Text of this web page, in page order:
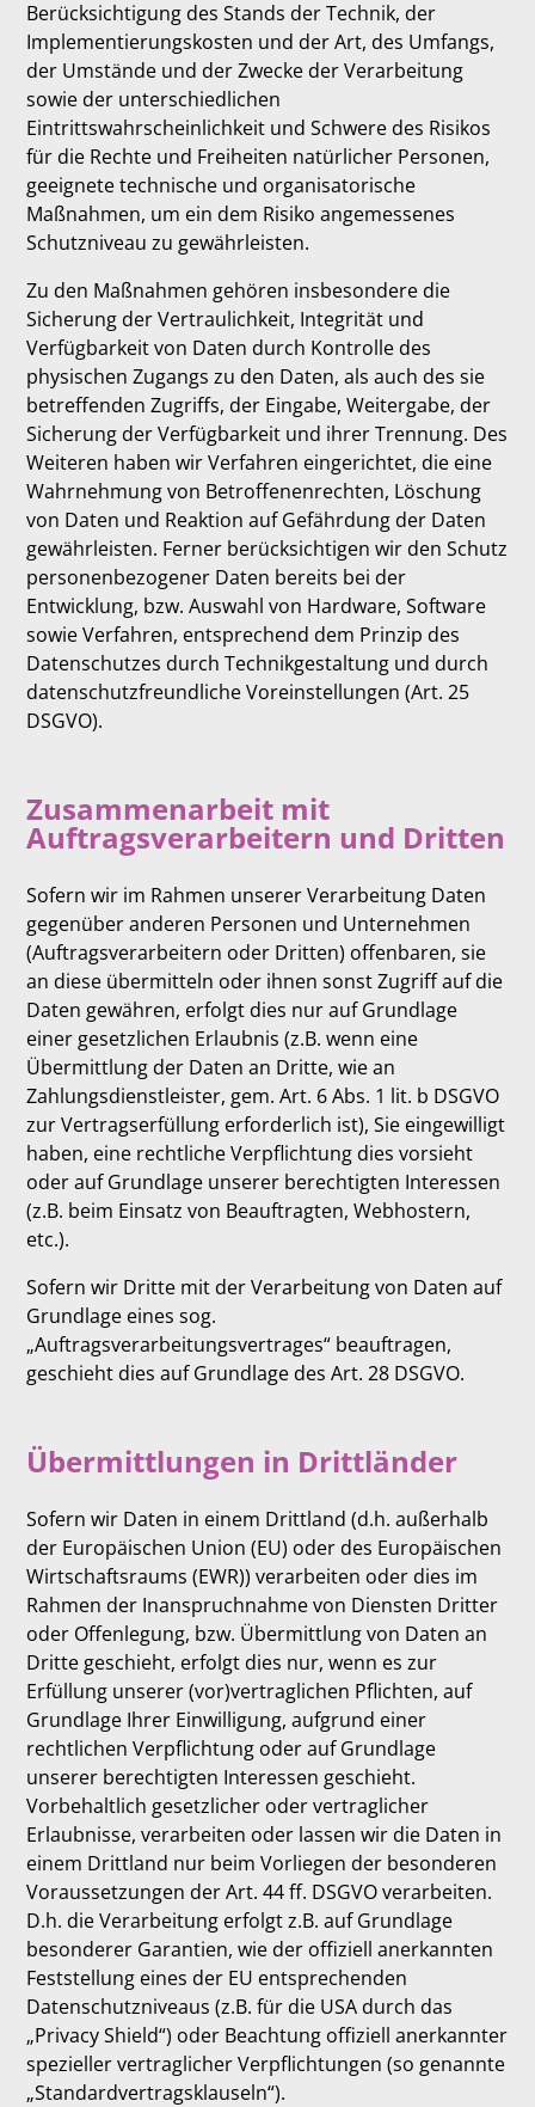
Berücksichtigung des Stands der Technik, der
Implementierungskosten und der Art, des Umfangs,
der Umstände und der Zwecke der Verarbeitung
sowie der unterschiedlichen
Eintrittswahrscheinlichkeit und Schwere des Risikos
für die Rechte und Freiheiten natürlicher Personen,
geeignete technische und organisatorische
Maßnahmen, um ein dem Risiko angemessenes
Schutzniveau zu gewährleisten.
Zu den Maßnahmen gehören insbesondere die
Sicherung der Vertraulichkeit, Integrität und
Verfügbarkeit von Daten durch Kontrolle des
physischen Zugangs zu den Daten, als auch des sie
betreffenden Zugriffs, der Eingabe, Weitergabe, der
Sicherung der Verfügbarkeit und ihrer Trennung. Des
Weiteren haben wir Verfahren eingerichtet, die eine
Wahrnehmung von Betroffenenrechten, Löschung
von Daten und Reaktion auf Gefährdung der Daten
gewährleisten. Ferner berücksichtigen wir den Schutz
personenbezogener Daten bereits bei der
Entwicklung, bzw. Auswahl von Hardware, Software
sowie Verfahren, entsprechend dem Prinzip des
Datenschutzes durch Technikgestaltung und durch
datenschutzfreundliche Voreinstellungen (Art. 25
DSGVO).
Zusammenarbeit mit
Auftragsverarbeitern und Dritten
Sofern wir im Rahmen unserer Verarbeitung Daten
gegenüber anderen Personen und Unternehmen
(Auftragsverarbeitern oder Dritten) offenbaren, sie
an diese übermitteln oder ihnen sonst Zugriff auf die
Daten gewähren, erfolgt dies nur auf Grundlage
einer gesetzlichen Erlaubnis (z.B. wenn eine
Übermittlung der Daten an Dritte, wie an
Zahlungsdienstleister, gem. Art. 6 Abs. 1 lit. b DSGVO
zur Vertragserfüllung erforderlich ist), Sie eingewilligt
haben, eine rechtliche Verpflichtung dies vorsieht
oder auf Grundlage unserer berechtigten Interessen
(z.B. beim Einsatz von Beauftragten, Webhostern,
etc.).
Sofern wir Dritte mit der Verarbeitung von Daten auf
Grundlage eines sog.
„Auftragsverarbeitungsvertrages“ beauftragen,
geschieht dies auf Grundlage des Art. 28 DSGVO.
Übermittlungen in Drittländer
Sofern wir Daten in einem Drittland (d.h. außerhalb
der Europäischen Union (EU) oder des Europäischen
Wirtschaftsraums (EWR)) verarbeiten oder dies im
Rahmen der Inanspruchnahme von Diensten Dritter
oder Offenlegung, bzw. Übermittlung von Daten an
Dritte geschieht, erfolgt dies nur, wenn es zur
Erfüllung unserer (vor)vertraglichen Pflichten, auf
Grundlage Ihrer Einwilligung, aufgrund einer
rechtlichen Verpflichtung oder auf Grundlage
unserer berechtigten Interessen geschieht.
Vorbehaltlich gesetzlicher oder vertraglicher
Erlaubnisse, verarbeiten oder lassen wir die Daten in
einem Drittland nur beim Vorliegen der besonderen
Voraussetzungen der Art. 44 ff. DSGVO verarbeiten.
D.h. die Verarbeitung erfolgt z.B. auf Grundlage
besonderer Garantien, wie der offiziell anerkannten
Feststellung eines der EU entsprechenden
Datenschutzniveaus (z.B. für die USA durch das
„Privacy Shield“) oder Beachtung offiziell anerkannter
spezieller vertraglicher Verpflichtungen (so genannte
„Standardvertragsklauseln“).